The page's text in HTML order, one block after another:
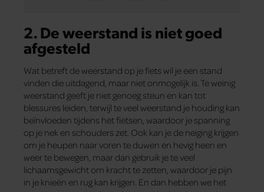
2. De weerstand is niet goed
afgesteld
Wat betreft de weerstand op je fiets wil je een stand
vinden die uitdagend, maar niet onmogelijk is. Te weinig
weerstand geeft je niet genoeg steun en kan tot
blessures leiden, terwijl te veel weerstand je houding kan
beïnvloeden tijdens het fietsen, waardoor je spanning
op je nek en schouders zet. Ook kan je de neiging krijgen
om je heupen naar voren te duwen en hevig heen en
weer te bewegen, maar dan gebruik je te veel
lichaamsgewicht om kracht te zetten, waardoor je pijn
in je knieën en rug kan krijgen. En dan hebben we het